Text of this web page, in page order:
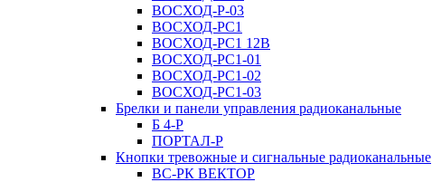
ВОСХОД-Р-03
ВОСХОД-РС1
ВОСХОД-РС1 12В
ВОСХОД-РС1-01
ВОСХОД-РС1-02
ВОСХОД-РС1-03
Брелки и панели управления радиоканальные
Б 4-Р
ПОРТАЛ-Р
Кнопки тревожные и сигнальные радиоканальные
ВС-РК ВЕКТОР